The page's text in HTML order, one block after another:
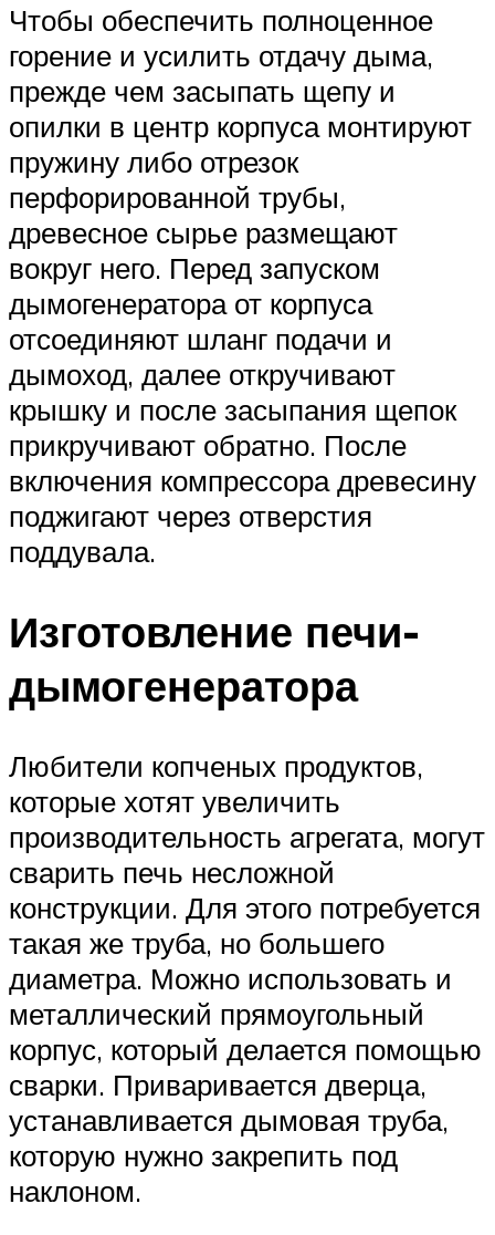
Чтобы обеспечить полноценное
горение и усилить отдачу дыма,
прежде чем засыпать щепу и
опилки в центр корпуса монтируют
пружину либо отрезок
перфорированной трубы,
древесное сырье размещают
вокруг него. Перед запуском
дымогенератора от корпуса
отсоединяют шланг подачи и
дымоход, далее откручивают
крышку и после засыпания щепок
прикручивают обратно. После
включения компрессора древесину
поджигают через отверстия
поддувала.
Изготовление печи-
дымогенератора
Любители копченых продуктов,
которые хотят увеличить
производительность агрегата, могут
сварить печь несложной
конструкции. Для этого потребуется
такая же труба, но большего
диаметра. Можно использовать и
металлический прямоугольный
корпус, который делается помощью
сварки. Приваривается дверца,
устанавливается дымовая труба,
которую нужно закрепить под
наклоном.